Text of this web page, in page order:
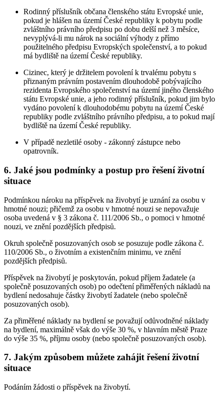
Rodinný příslušník občana členského státu Evropské unie,
pokud je hlášen na území České republiky k pobytu podle
zvláštního právního předpisu po dobu delší než 3 měsíce,
nevyplývá-li mu nárok na sociální výhody z přímo
použitelného předpisu Evropských společenství, a to pokud
má bydliště na území České republiky.
Cizinec, který je držitelem povolení k trvalému pobytu s
přiznaným právním postavením dlouhodobě pobývajícího
rezidenta Evropského společenství na území jiného členského
státu Evropské unie, a jeho rodinný příslušník, pokud jim bylo
vydáno povolení k dlouhodobému pobytu na území České
republiky podle zvláštního právního předpisu, a to pokud mají
bydliště na území České republiky.
V případě nezletilé osoby - zákonný zástupce nebo
opatrovník.
6. Jaké jsou podmínky a postup pro řešení životní
situace
Podmínkou nároku na příspěvek na živobytí je uznání za osobu v
hmotné nouzi; přičemž za osobu v hmotné nouzi se nepovažuje
osoba uvedená v § 3 zákona č. 111/2006 Sb., o pomoci v hmotné
nouzi, ve znění pozdějších předpisů.
Okruh společně posuzovaných osob se posuzuje podle zákona č.
110/2006 Sb., o životním a existenčním minimu, ve znění
pozdějších předpisů.
Příspěvek na živobytí je poskytován, pokud příjem žadatele (a
společně posuzovaných osob) po odečtení přiměřených nákladů na
bydlení nedosahuje částky živobytí žadatele (nebo společně
posuzovaných osob).
Za přiměřené náklady na bydlení se považují odůvodněné náklady
na bydlení, maximálně však do výše 30 %, v hlavním městě Praze
do výše 35 %, příjmu osoby (nebo společně posuzovaných osob).
7. Jakým způsobem můžete zahájit řešení životní
situace
Podáním žádosti o příspěvek na živobytí.